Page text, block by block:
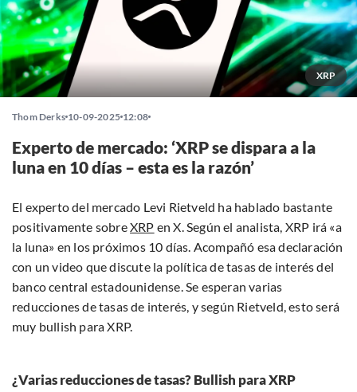
XRP
Thom Derks 10-09-2025 12:08
Experto de mercado: ‘XRP se dispara a la
luna en 10 días – esta es la razón’
El experto del mercado Levi Rietveld ha hablado bastante
positivamente sobreXRP en X. Según el analista, XRP irá «a
la luna» en los próximos 10 días. Acompañó esa declaración
con un video que discute la política de tasas de interés del
banco central estadounidense. Se esperan varias
reducciones de tasas de interés, y según Rietveld, esto será
muy bullish para XRP.
¿Varias reducciones de tasas? Bullish para XRP